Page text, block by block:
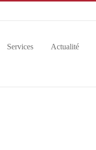
Services Actualité